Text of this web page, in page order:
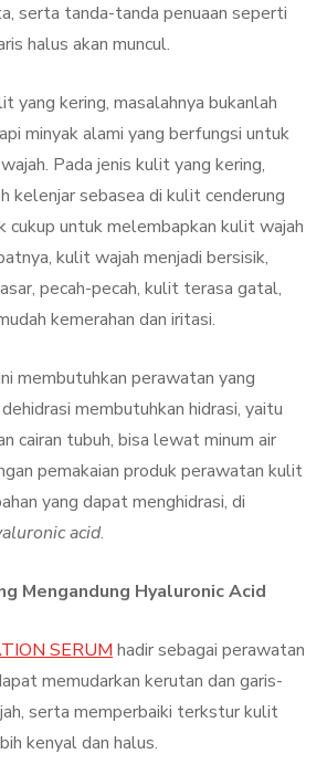
serta tanda-tanda penuaan seperti
halus akan muncul.
yang kering, masalahnya bukanlah
minyak alami yang berfungsi untuk
Pada jenis kulit yang kering,
kelenjar sebasea di kulit cenderung
cukup untuk melembapkan kulit wajah
kulit wajah menjadi bersisik,
pecah-pecah, kulit terasa gatal,
kemerahan dan iritasi.
membutuhkan perawatan yang
membutuhkan hidrasi, yaitu
cairan tubuh, bisa lewat minum air
pemakaian produk perawatan kulit
yang dapat menghidrasi, di
acid.
Mengandung Hyaluronic Acid
SERUM hadir sebagai perawatan
memudarkan kerutan dan garis-
serta memperbaiki terkstur kulit
kenyal dan halus.